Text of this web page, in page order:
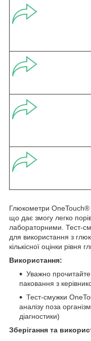
Глюкометри OneTouch®
що дає змогу легко
лабораторними. Тест-
для використання з
кількісної оцінки рівня
Використання:
Уважно
паковання з
Тест-смужки
аналізу поза
діагностики)
Зберігання та